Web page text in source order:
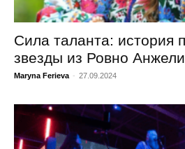
Сила таланта: история
звезды из Ровно
Maryna Ferieva - 27.09.2024